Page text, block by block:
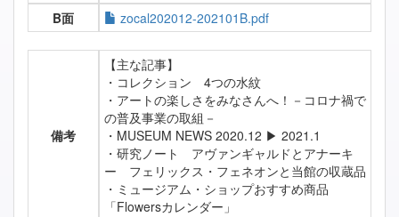
B面
zocal202012-202101B.pdf
備考
【主な記事】
・コレクション 4つの水紋
・アートの楽しさをみなさんへ！－コロナ禍で
の普及事業の取組－
・MUSEUM NEWS 2020.12 ▶ 2021.1
・研究ノート アヴァンギャルドとアナーキ
ー フェリックス・フェネオンと当館の収蔵品
・ミュージアム・ショップおすすめ商品
「Flowersカレンダー」